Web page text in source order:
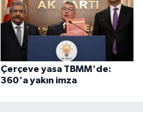
Çerçeve yasa TBMM'de:
360'a yakın imza